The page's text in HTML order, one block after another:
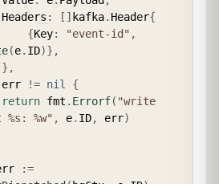
            Headers
: [ ] kafka. Header{
{Key: "event-id" ,
(e. ID)} ,
} ,
err != nil
{
return fmt . Errorf( "write
%w" , e. ID, err)
:=